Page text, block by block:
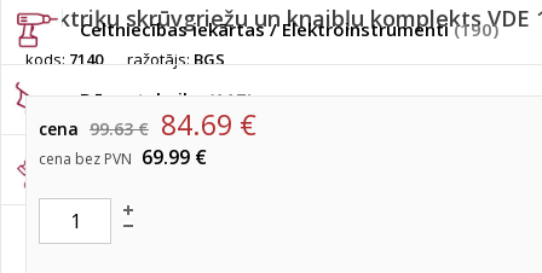
Celtniecības iekārtas / Elektroinstrumenti(190)
Dārza tehnika(117)
Rokas instrumenti
Dažādi piederumi
Elektriķu skrūvgriežu un knaibļu komplekts VDE
kods:7140 ražotājs:BGS
cena 99.63 € 84.69 €
cena bez PVN 69.99 €